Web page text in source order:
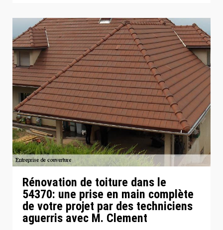
Rénovation de toiture dans le
54370: une prise en main complète
de votre projet par des techniciens
aguerris avec M. Clement